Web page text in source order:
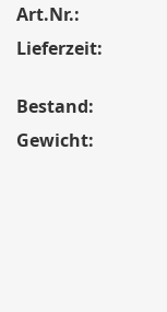
Art.Nr.:
Lieferzeit:
Bestand:
Gewicht: